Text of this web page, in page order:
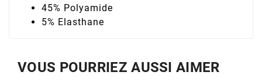
45% Polyamide
5% Elasthane
VOUS POURRIEZ AUSSI AIMER